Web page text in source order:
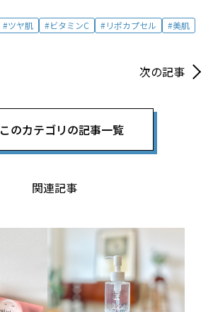
ツヤ肌 ビタミンC リポカプセル 美肌
次の記事
このカテゴリの記事一覧
関連記事